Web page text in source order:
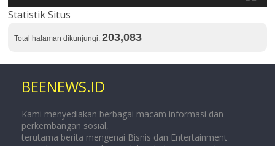
Statistik Situs
Total halaman dikunjungi:203,083
BEENEWS.ID
Kami menyediakan berbagai macam informasi dan
perkembangan sosial,
terutama berita mengenai Bisnis dan Entertainment